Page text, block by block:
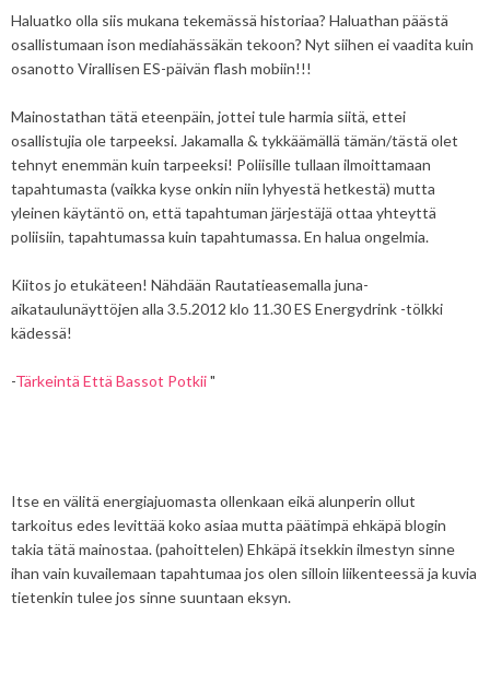
Haluatko olla siis mukana tekemässä historiaa? Haluathan päästä
osallistumaan ison mediahässäkän tekoon? Nyt siihen ei vaadita kuin
osanotto Virallisen ES-päivän flash mobiin!!!
Mainostathan tätä eteenpäin, jottei tule harmia siitä, ettei
osallistujia ole tarpeeksi. Jakamalla & tykkäämällä tämän/tästä olet
tehnyt enemmän kuin tarpeeksi! Poliisille tullaan ilmoittamaan
tapahtumasta (vaikka kyse onkin niin lyhyestä hetkestä) mutta
yleinen käytäntö on, että tapahtuman järjestäjä ottaa yhteyttä
poliisiin, tapahtumassa kuin tapahtumassa. En halua ongelmia.
Kiitos jo etukäteen! Nähdään Rautatieasemalla juna-
aikataulunäyttöjen alla 3.5.2012 klo 11.30 ES Energydrink -tölkki
kädessä!
-Tärkeintä Että Bassot Potkii"
Itse en välitä energiajuomasta ollenkaan eikä alunperin ollut
tarkoitus edes levittää koko asiaa mutta päätimpä ehkäpä blogin
takia tätä mainostaa. (pahoittelen) Ehkäpä itsekkin ilmestyn sinne
ihan vain kuvailemaan tapahtumaa jos olen silloin liikenteessä ja kuvia
tietenkin tulee jos sinne suuntaan eksyn.